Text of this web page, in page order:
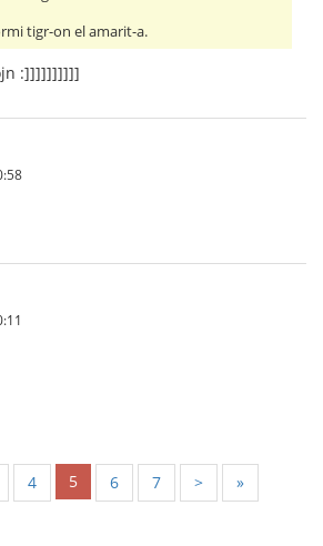
tigr-on el amarit-a.
:]]]]]]]]]]
4 5 6 7 > »